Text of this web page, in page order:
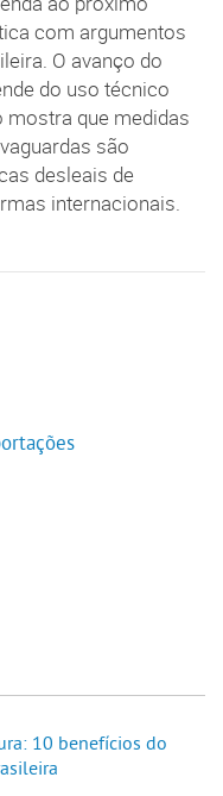
com argumentos
O avanço do
do uso técnico
mostra que medidas
são
desleais de
internacionais.
10 benefícios do